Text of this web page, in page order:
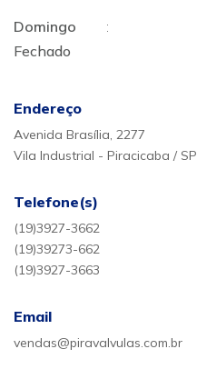
Domingo
:
Fechado
Endereço
Avenida Brasília, 2277
Vila Industrial - Piracicaba / SP
Telefone(s)
(19)3927-3662
(19)39273-662
(19)3927-3663
Email
vendas@piravalvulas.com.br